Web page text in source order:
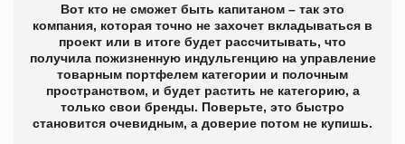
Вот кто не сможет быть капитаном – так это
компания, которая точно не захочет вкладываться в
проект или в итоге будет рассчитывать, что
получила пожизненную индульгенцию на управление
товарным портфелем категории и полочным
пространством, и будет растить не категорию, а
только свои бренды. Поверьте, это быстро
становится очевидным, а доверие потом не купишь.